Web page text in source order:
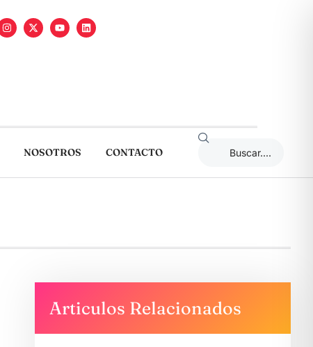
NOSOTROS CONTACTO
Articulos Relacionados